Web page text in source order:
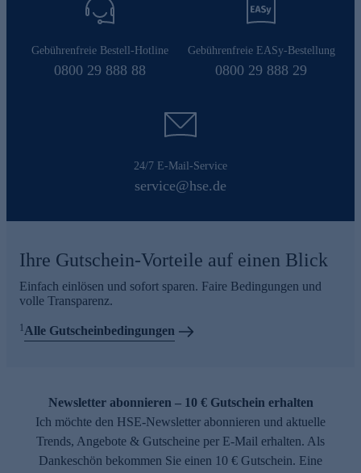
Gebührenfreie Bestell-Hotline
0800 29 888 88
Gebührenfreie EASy-Bestellung
0800 29 888 29
24/7 E-Mail-Service
service@hse.de
Ihre Gutschein-Vorteile auf einen Blick
Einfach einlösen und sofort sparen. Faire Bedingungen und
volle Transparenz.
1Alle Gutscheinbedingungen
Newsletter abonnieren – 10 € Gutschein erhalten
Ich möchte den HSE-Newsletter abonnieren und aktuelle
Trends, Angebote & Gutscheine per E-Mail erhalten. Als
Dankeschön bekommen Sie einen 10 € Gutschein. Eine